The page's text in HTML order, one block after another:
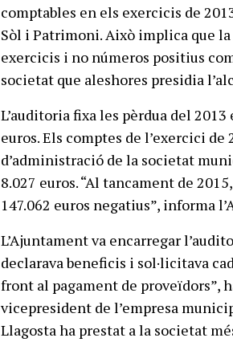
comptables en els exercicis de
Sòl i Patrimoni. Això implica que
exercicis i no números positius
societat que aleshores presidia
L’auditoria fixa les pèrdua del 2013
euros. Els comptes de l’exercici
d’administració de la societat
8.027 euros. “Al tancament de
147.062 euros negatius”, informa
L’Ajuntament va encarregar
declarava beneficis i sol·licitava
front al pagament de proveïdors”,
vicepresident de l’empresa
Llagosta ha prestat a la societat